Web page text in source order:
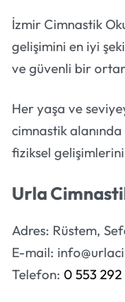
İzmir Cimnastik
gelişimini en iyi
ve güvenli bir
Her yaşa ve
cimnastik
fiziksel
Urla
Adres: Rüstem,
E-mail:
Telefon: 0 553